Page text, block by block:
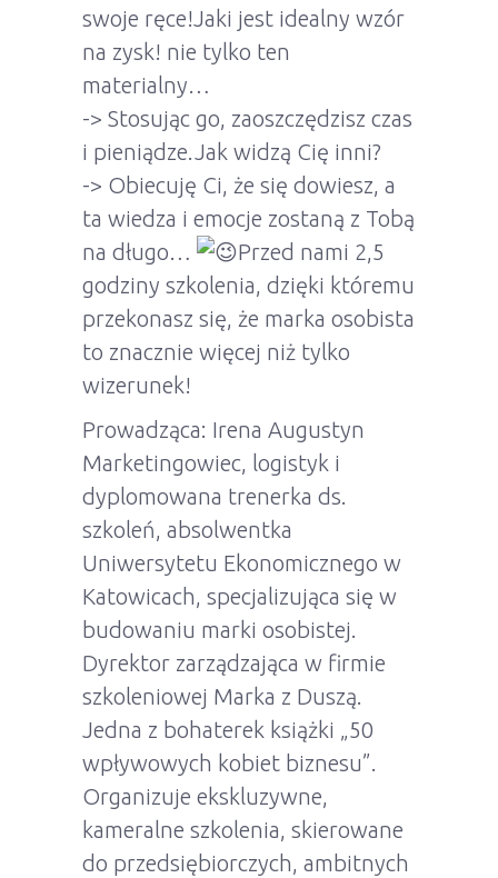
swoje ręce!Jaki jest idealny wzór
na zysk! nie tylko ten
materialny…
-> Stosując go, zaoszczędzisz czas
i pieniądze.Jak widzą Cię inni?
-> Obiecuję Ci, że się dowiesz, a
ta wiedza i emocje zostaną z Tobą
na długo…
Przed nami 2,5
godziny szkolenia, dzięki któremu
przekonasz się, że marka osobista
to znacznie więcej niż tylko
wizerunek!
Prowadząca: Irena Augustyn
Marketingowiec, logistyk i
dyplomowana trenerka ds.
szkoleń, absolwentka
Uniwersytetu Ekonomicznego w
Katowicach, specjalizująca się w
budowaniu marki osobistej.
Dyrektor zarządzająca w firmie
szkoleniowej Marka z Duszą.
Jedna z bohaterek książki „50
wpływowych kobiet biznesu”.
Organizuje ekskluzywne,
kameralne szkolenia, skierowane
do przedsiębiorczych, ambitnych